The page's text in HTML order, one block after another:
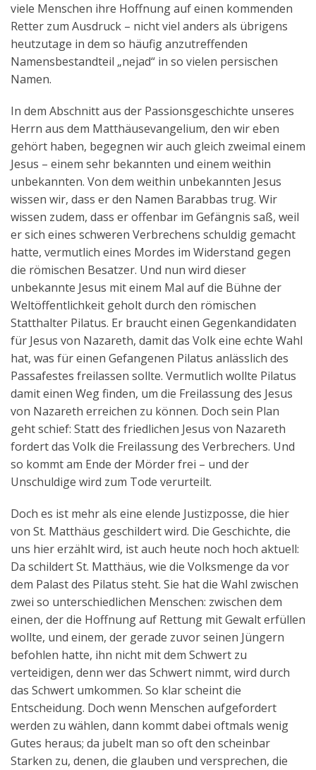
viele Menschen ihre Hoffnung auf einen kommenden
Retter zum Ausdruck – nicht viel anders als übrigens
heutzutage in dem so häufig anzutreffenden
Namensbestandteil „nejad“ in so vielen persischen
Namen.
In dem Abschnitt aus der Passionsgeschichte unseres
Herrn aus dem Matthäusevangelium, den wir eben
gehört haben, begegnen wir auch gleich zweimal einem
Jesus – einem sehr bekannten und einem weithin
unbekannten. Von dem weithin unbekannten Jesus
wissen wir, dass er den Namen Barabbas trug. Wir
wissen zudem, dass er offenbar im Gefängnis saß, weil
er sich eines schweren Verbrechens schuldig gemacht
hatte, vermutlich eines Mordes im Widerstand gegen
die römischen Besatzer. Und nun wird dieser
unbekannte Jesus mit einem Mal auf die Bühne der
Weltöffentlichkeit geholt durch den römischen
Statthalter Pilatus. Er braucht einen Gegenkandidaten
für Jesus von Nazareth, damit das Volk eine echte Wahl
hat, was für einen Gefangenen Pilatus anlässlich des
Passafestes freilassen sollte. Vermutlich wollte Pilatus
damit einen Weg finden, um die Freilassung des Jesus
von Nazareth erreichen zu können. Doch sein Plan
geht schief: Statt des friedlichen Jesus von Nazareth
fordert das Volk die Freilassung des Verbrechers. Und
so kommt am Ende der Mörder frei – und der
Unschuldige wird zum Tode verurteilt.
Doch es ist mehr als eine elende Justizposse, die hier
von St. Matthäus geschildert wird. Die Geschichte, die
uns hier erzählt wird, ist auch heute noch hoch aktuell:
Da schildert St. Matthäus, wie die Volksmenge da vor
dem Palast des Pilatus steht. Sie hat die Wahl zwischen
zwei so unterschiedlichen Menschen: zwischen dem
einen, der die Hoffnung auf Rettung mit Gewalt erfüllen
wollte, und einem, der gerade zuvor seinen Jüngern
befohlen hatte, ihn nicht mit dem Schwert zu
verteidigen, denn wer das Schwert nimmt, wird durch
das Schwert umkommen. So klar scheint die
Entscheidung. Doch wenn Menschen aufgefordert
werden zu wählen, dann kommt dabei oftmals wenig
Gutes heraus; da jubelt man so oft den scheinbar
Starken zu, denen, die glauben und versprechen, die